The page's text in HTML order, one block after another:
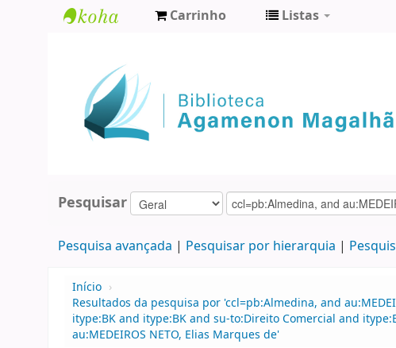
Agamenon
Magalhães
Carrinho Listas
Pesquisar
Pesquisa avançada Pesquisar por hierarquia
Início ›
Resultados da pesquisa por 'ccl=pb:Almedina, and
itype:BK and itype:BK and su-to:Direito Comercial and
au:MEDEIROS NETO, Elias Marques de'